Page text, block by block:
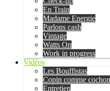
En Train
Madame Energie
Parlons cash
Vintage
Watts On
Work in progress
Vidéos
Les Bouffistas
Copin comme cochon
Entretien